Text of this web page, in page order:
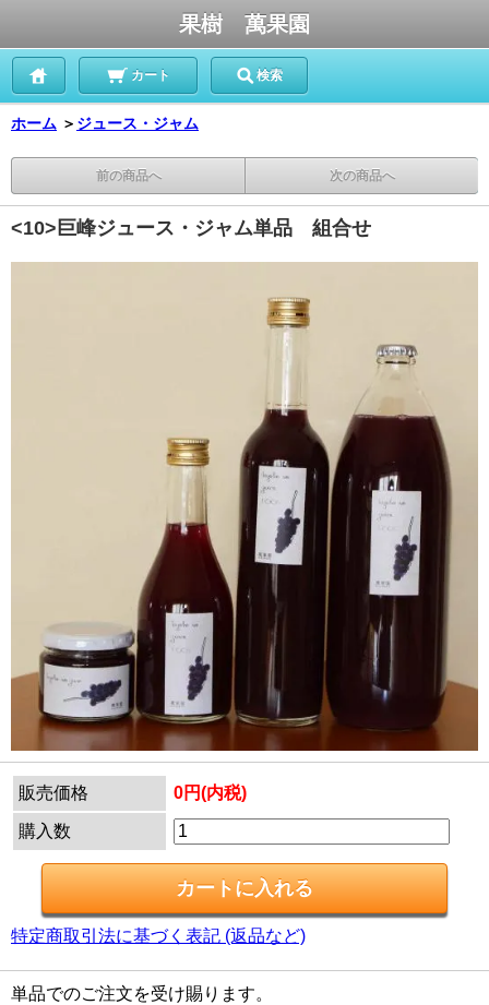
果樹 萬果園
カート 検索
ホーム ＞ ジュース・ジャム
前の商品へ 次の商品へ
<10>巨峰ジュース・ジャム単品 組合せ
販売価格 0円(内税)
購入数
特定商取引法に基づく表記 (返品など)
単品でのご注文を受け賜ります。